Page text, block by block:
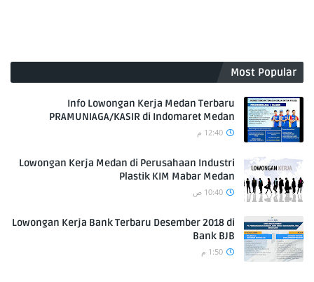
Most Popular
Info Lowongan Kerja Medan Terbaru
PRAMUNIAGA/KASIR di Indomaret Medan
12:40 م
Lowongan Kerja Medan di Perusahaan Industri
Plastik KIM Mabar Medan
10:40 ص
Lowongan Kerja Bank Terbaru Desember 2018 di
Bank BJB
1:50 م